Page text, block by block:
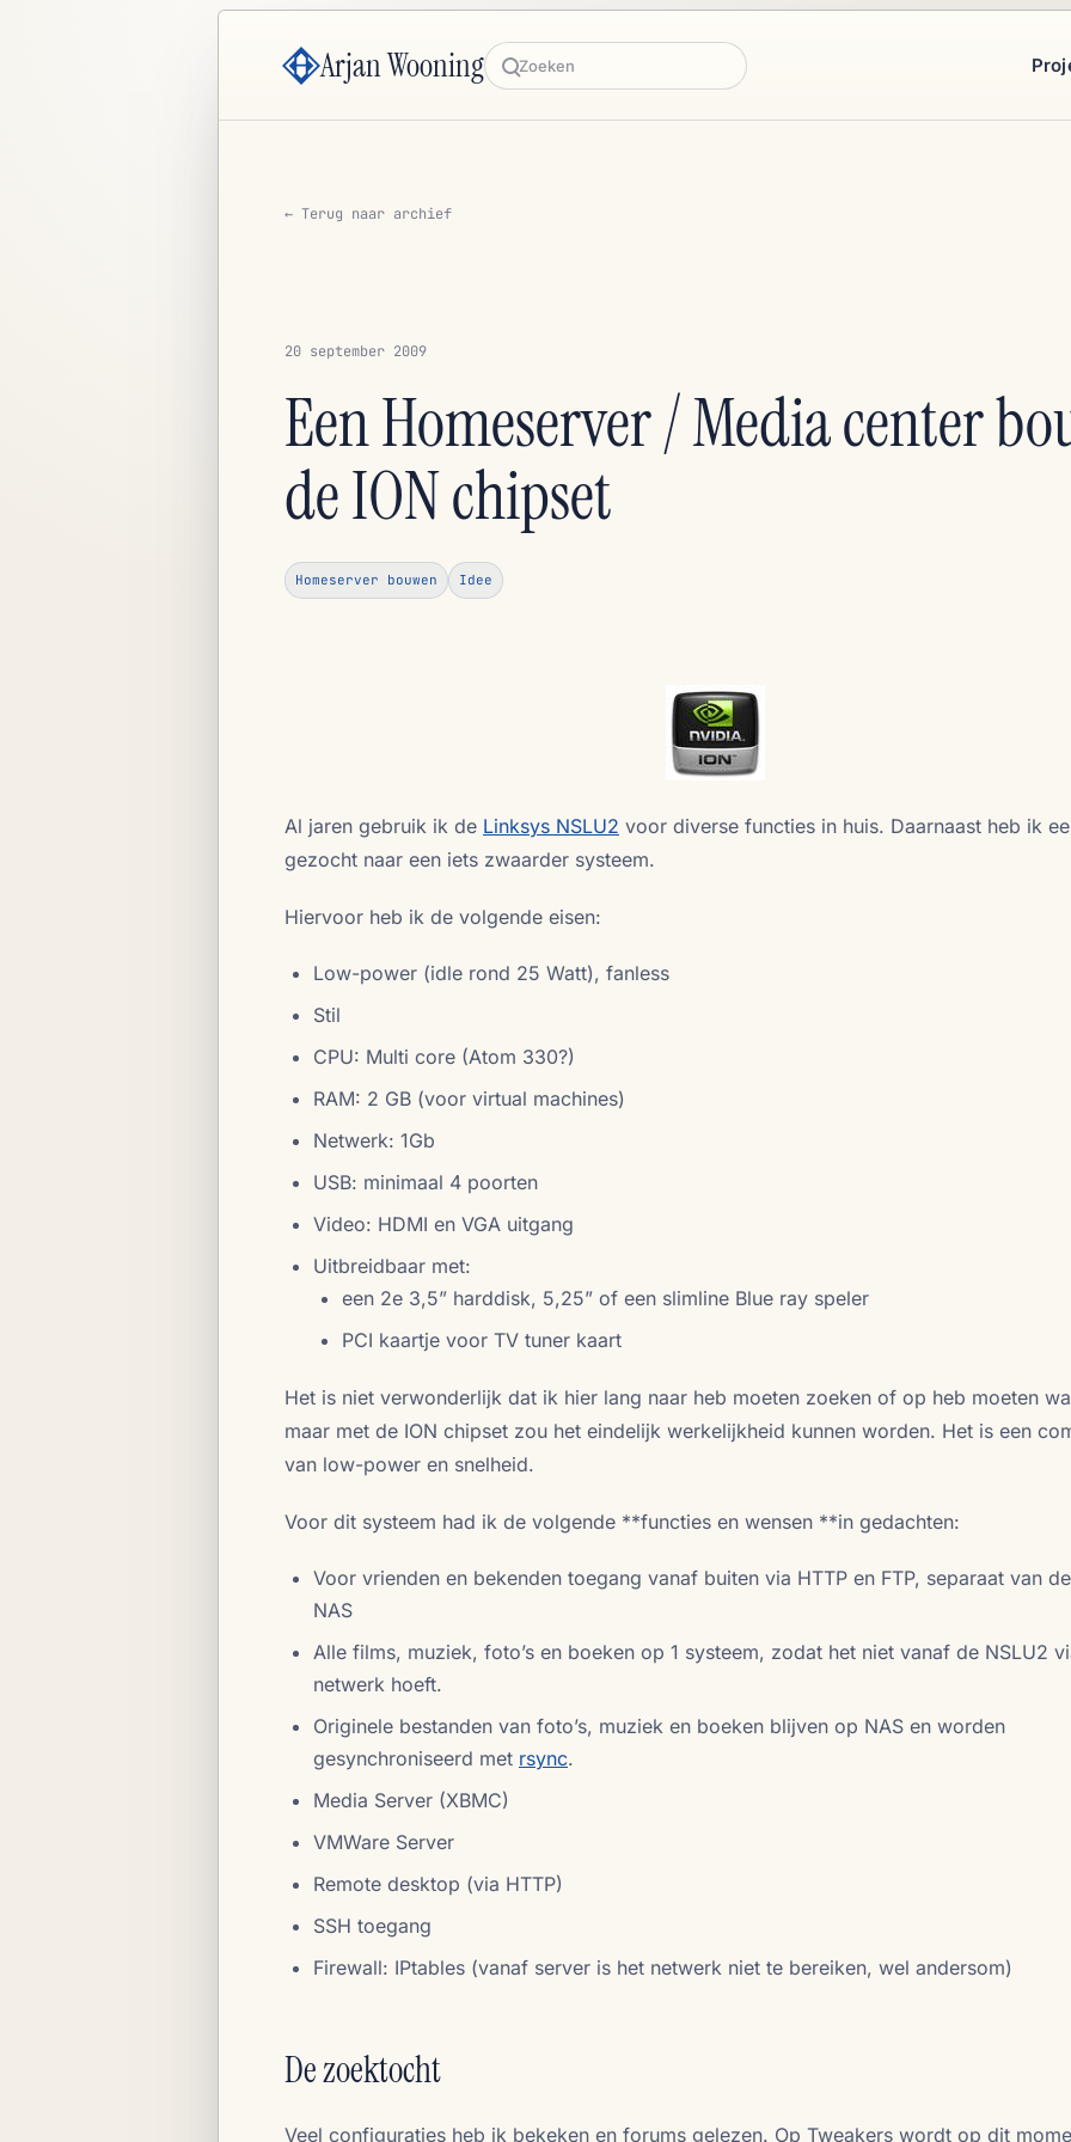
Arjan Wooning Zoeken
← Terug naar archief
20 september 2009
Een Homeserver / Media center
de ION chipset
Homeserver bouwen Idee
Al jaren gebruik ik de Linksys NSLU2 voor diverse functies in huis. Daarnaast heb ik
gezocht naar een iets zwaarder systeem.
Hiervoor heb ik de volgende eisen:
Low-power (idle rond 25 Watt), fanless
Stil
CPU: Multi core (Atom 330?)
RAM: 2 GB (voor virtual machines)
Netwerk: 1Gb
USB: minimaal 4 poorten
Video: HDMI en VGA uitgang
Uitbreidbaar met:
een 2e 3,5” harddisk, 5,25” of een slimline Blue ray speler
PCI kaartje voor TV tuner kaart
Het is niet verwonderlijk dat ik hier lang naar heb moeten zoeken of op heb moeten
maar met de ION chipset zou het eindelijk werkelijkheid kunnen worden. Het is een
van low-power en snelheid.
Voor dit systeem had ik de volgende **functies en wensen **in gedachten:
Voor vrienden en bekenden toegang vanaf buiten via HTTP en FTP, separaat van
NAS
Alle films, muziek, foto’s en boeken op 1 systeem, zodat het niet vanaf de NSLU2
netwerk hoeft.
Originele bestanden van foto’s, muziek en boeken blijven op NAS en worden
gesynchroniseerd met rsync.
Media Server (XBMC)
VMWare Server
Remote desktop (via HTTP)
SSH toegang
Firewall: IPtables (vanaf server is het netwerk niet te bereiken, wel andersom)
De zoektocht
Veel configuraties heb ik bekeken en forums gelezen. Op Tweakers wordt op dit